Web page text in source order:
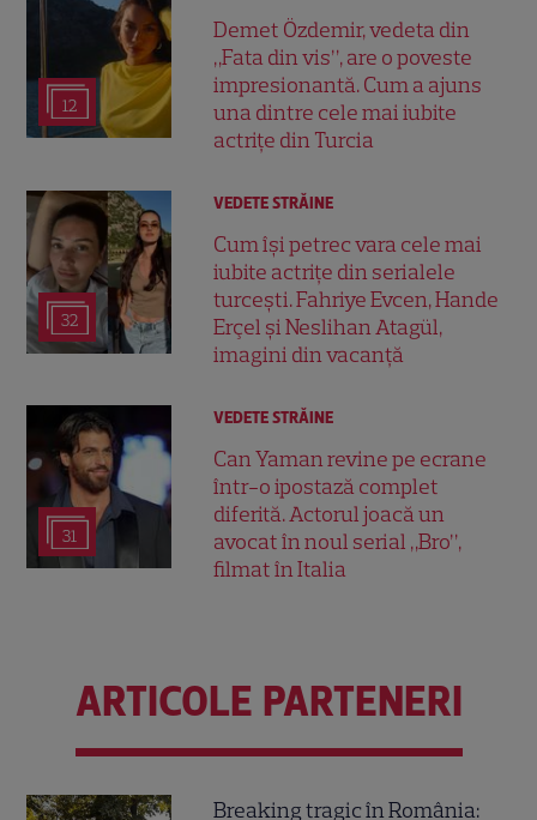
12
Demet Özdemir, vedeta din
„Fata din vis”, are o poveste
impresionantă. Cum a ajuns
una dintre cele mai iubite
actrițe din Turcia
32
VEDETE STRĂINE
Cum își petrec vara cele mai
iubite actrițe din serialele
turcești. Fahriye Evcen, Hande
Erçel și Neslihan Atagül,
imagini din vacanță
31
VEDETE STRĂINE
Can Yaman revine pe ecrane
într-o ipostază complet
diferită. Actorul joacă un
avocat în noul serial „Bro”,
filmat în Italia
ARTICOLE PARTENERI
Breaking tragic în România: